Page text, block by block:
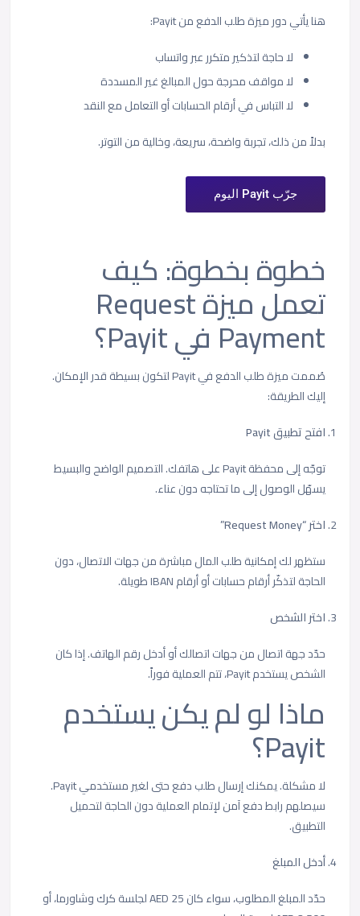
هنا يأتي دور ميزة طلب الدفع من Payit:
لا حاجة لتذكير متكرر عبر واتساب
لا مواقف محرجة حول المبالغ غير المسددة
لا التباس في أرقام الحسابات أو التعامل مع النقد
بدلاً من ذلك، تجربة واضحة، سريعة، وخالية من التوتر.
جرّب Payit اليوم
خطوة بخطوة: كيف
تعمل ميزة Request
Payment في Payit؟
صُممت ميزة طلب الدفع في Payit لتكون بسيطة قدر الإمكان.
إليك الطريقة:
افتح تطبيق Payit
توجّه إلى محفظة Payit على هاتفك. التصميم الواضح والبسيط
يسهّل الوصول إلى ما تحتاجه دون عناء.
اختر “Request Money”
ستظهر لك إمكانية طلب المال مباشرة من جهات الاتصال، دون
الحاجة لتذكّر أرقام حسابات أو أرقام IBAN طويلة.
اختر الشخص
حدّد جهة اتصال من جهات اتصالك أو أدخل رقم الهاتف. إذا كان
الشخص يستخدم Payit، تتم العملية فوراً.
ماذا لو لم يكن يستخدم
Payit؟
لا مشكلة. يمكنك إرسال طلب دفع حتى لغير مستخدمي Payit.
سيصلهم رابط دفع آمن لإتمام العملية دون الحاجة لتحميل
التطبيق.
أدخل المبلغ
حدّد المبلغ المطلوب، سواء كان 25 AED لجلسة كرك وشاورما، أو